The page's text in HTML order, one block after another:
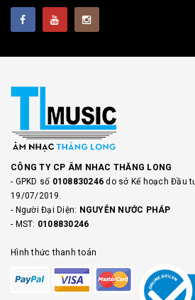
CÔNG TY CP ÂM NHAC THĂNG LONG
- GPKD số 0108830246do sở Kế hoạch Đầu
19/07/2019.
- Người Đại Diện: NGUYỄN NƯỚC PHÁP
- MST: 0108830246
Hình thức thanh toán